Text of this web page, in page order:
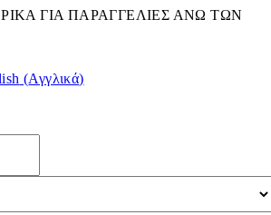
ΓΙΑ ΠΑΡΑΓΓΕΛΙΕΣ ΑΝΩ ΤΩΝ
(Αγγλικά)